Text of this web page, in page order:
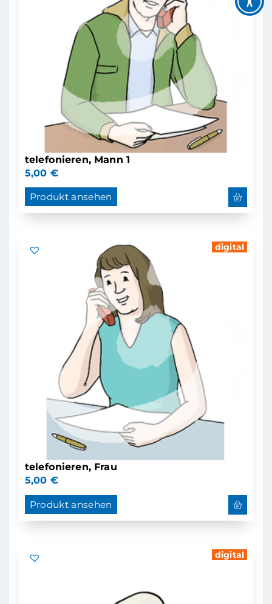
telefonieren, Mann 1
5,00 €
Produkt ansehen
digital
telefonieren, Frau
5,00 €
Produkt ansehen
digital